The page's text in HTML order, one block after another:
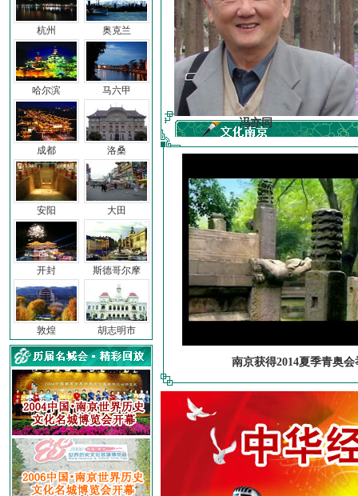
杭州
哈尔滨
成都
安阳
开封
敦煌
奥克兰
马六甲
洛桑
大田
斯德哥尔摩
胡志明市
前子 冯亦同
南京获得2014夏季青奥会